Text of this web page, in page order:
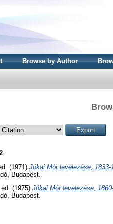
Browse by Author
2
ed. (1971) Jókai Mór levelezése, 1833-
Budapest.
ed. (1975) Jókai Mór levelezése,
Budapest.